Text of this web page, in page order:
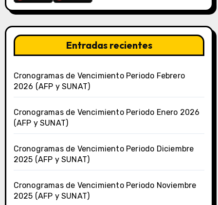
Entradas recientes
Cronogramas de Vencimiento Periodo Febrero
2026 (AFP y SUNAT)
Cronogramas de Vencimiento Periodo Enero 2026
(AFP y SUNAT)
Cronogramas de Vencimiento Periodo Diciembre
2025 (AFP y SUNAT)
Cronogramas de Vencimiento Periodo Noviembre
2025 (AFP y SUNAT)